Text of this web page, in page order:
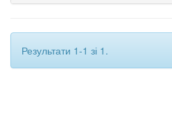
Результати 1-1 зі 1.